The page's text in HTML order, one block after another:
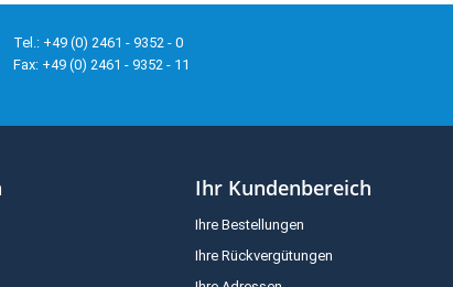
Tel.: +49 (0) 2461 - 9352 - 0
Fax: +49 (0) 2461 - 9352 - 11
Ihr Kundenbereich
Ihre Bestellungen
Ihre Rückvergütungen